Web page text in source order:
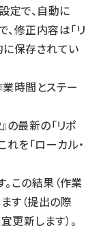
定で、自動に
、修正内容は「リ
に保存されてい
業時間とステー
の最新の「リポ
れを「ローカル・
。この結果（作業
ます（提出の際
更新します）。